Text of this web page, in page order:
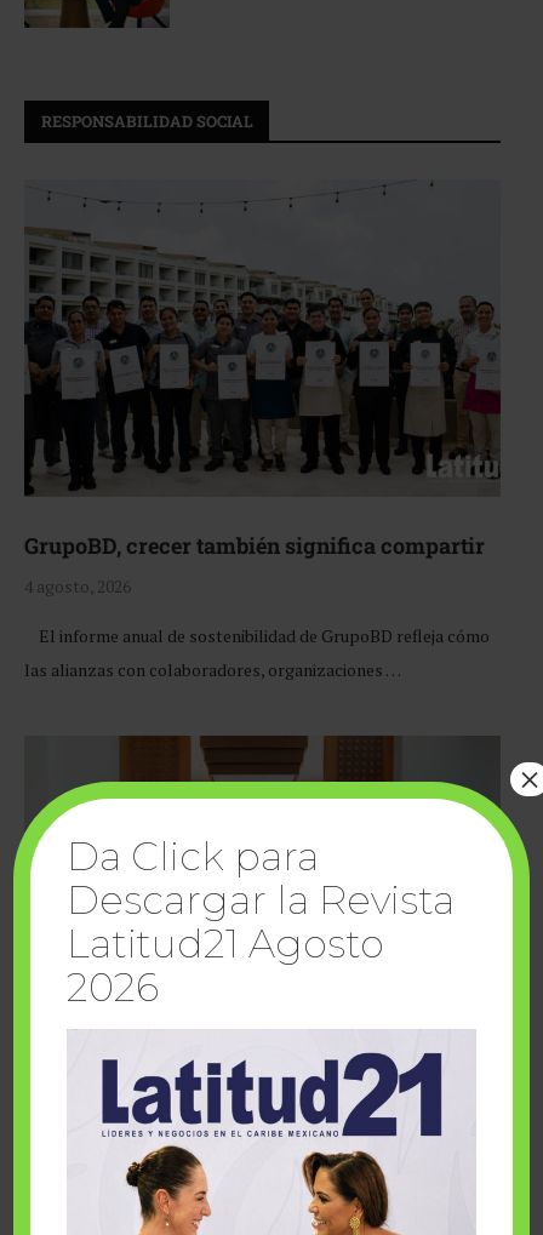
RESPONSABILIDAD SOCIAL
GrupoBD, crecer también significa compartir
4 agosto, 2026
El informe anual de sostenibilidad de GrupoBD refleja cómo
las alianzas con colaboradores, organizaciones …
Cuando la solidaridad inspira; cumplen
sueños Fairmont Mayakoba y Make-A-Wish
Da Click para
Descargar la Revista
Latitud21 Agosto
2026
×